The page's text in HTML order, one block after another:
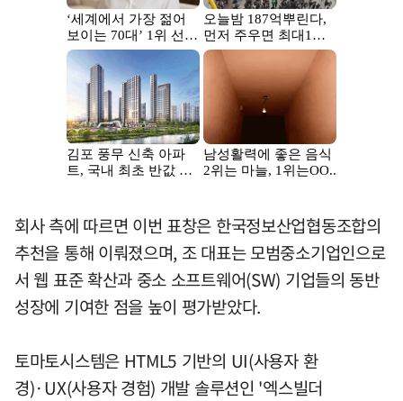
회사 측에 따르면 이번 표창은 한국정보산업협동조합의
추천을 통해 이뤄졌으며, 조 대표는 모범중소기업인으로
서 웹 표준 확산과 중소 소프트웨어(SW) 기업들의 동반
성장에 기여한 점을 높이 평가받았다.
토마토시스템은 HTML5 기반의 UI(사용자 환
경)·UX(사용자 경험) 개발 솔루션인 '엑스빌더